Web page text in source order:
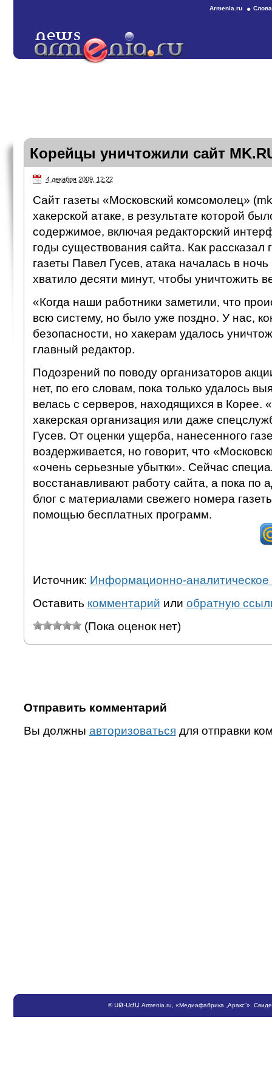
Armenia.ru
Корейцы уничтожили сайт
4 декабря 2009, 12:22
Сайт газеты «Московский комсомолец»
хакерской атаке, в результате которой
содержимое, включая редакторский
годы существования сайта. Как рассказал
газеты Павел Гусев, атака началась в
хватило десяти минут, чтобы уничтожить
«Когда наши работники заметили, что
всю систему, но было уже поздно. У нас,
безопасности, но хакерам удалось
главный редактор.
Подозрений по поводу организаторов
нет, по его словам, пока только удалось
велась с серверов, находящихся в Корее.
хакерская организация или даже
Гусев. От оценки ущерба, нанесенного
воздерживается, но говорит, что
«очень серьезные убытки». Сейчас
восстанавливают работу сайта, а пока по
блог с материалами свежего номера
помощью бесплатных программ.
Источник: Информационно-аналитическое
Оставить комментарий или обратную
(Пока оценок нет)
Отправить комментарий
Вы должны авторизоваться для отправки
©ՍԹ-ՍԺԱ Armenia.ru , «Медиафабрика „Аракс“».